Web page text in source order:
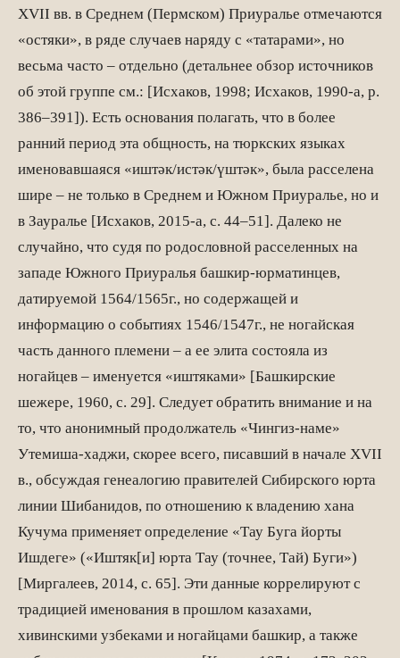
XVII вв. в Среднем (Пермском) Приуралье отмечаются
«остяки», в ряде случаев наряду с «татарами», но
весьма часто – отдельно (деталь­нее обзор источников
об этой группе см.: [Исхаков, 1998; Исхаков, 1990-а, р.
386–391]). Есть основания полагать, что в более
ранний период эта общность, на тюркских языках
именовавшаяся «иштәк/истәк/үштәк», была расселена
шире – не только в Среднем и Южном Приуралье, но и
в Зауралье [Исхаков, 2015-а, с. 44–51]. Далеко не
случайно, что судя по родословной расселенных на
западе Южного Приуралья башкир-юрматинцев,
датируемой 1564/1565г., но содержащей и
информацию о событиях 1546/1547г., не ногайская
часть данного племени – а ее элита состояла из
ногайцев – именуется «иштяками» [Башкирские
шежере, 1960, с. 29]. Следует обратить внимание и на
то, что анонимный продолжатель «Чингиз-наме»
Утемиша-хаджи, скорее всего, писавший в начале XVII
в., обсуждая генеалогию правителей Сибирского юрта
линии Шибанидов, по отношению к владению хана
Кучума применяет определение «Тау Буга йорты
Ишдеге» («Иштяк[и] юрта Тау (точнее, Тай) Буги»)
[Миргалеев, 2014, с. 65]. Эти данные коррелируют с
традицией именования в прошлом казахами,
хивинскими узбеками и ногайцами башкир, а также